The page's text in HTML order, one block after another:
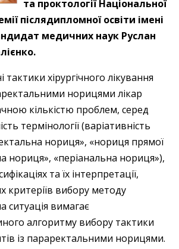
та проктології Національної
післядипломної освіти імені
медичних наук Руслан
хірургічного лікування
норицями лікар
кількістю проблем, серед
термінології (варіативність
нориця», «нориця прямої
нориця», «періанальна нориця»),
та їх інтерпретації,
критеріїв вибору методу
ситуація вимагає
алгоритму вибору тактики
із параректальними норицями.